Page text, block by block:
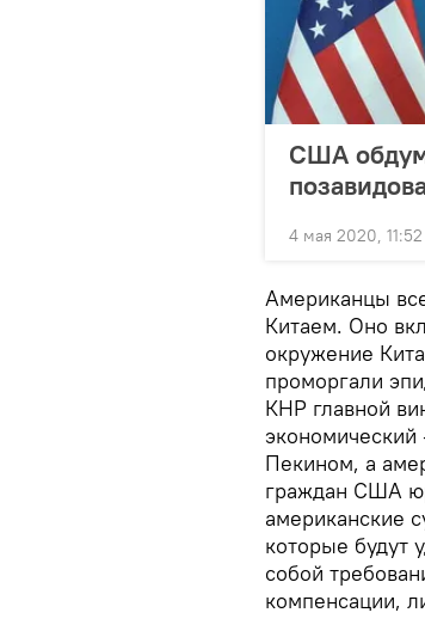
США
4 мая 2020, 11:52
Американцы
Китаем. Оно
окружение
проморгали
КНР главной
Пекином, а
граждан США
американские
которые будут
собой
компенсации,